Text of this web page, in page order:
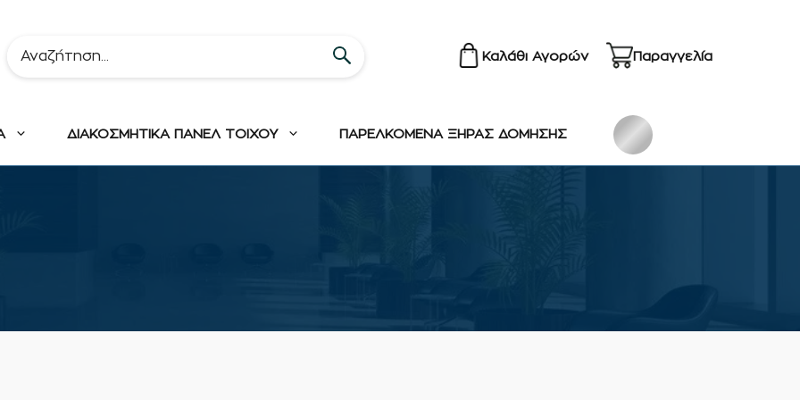
Καλάθι Αγορών Παραγγελία
ΔΙΑΚΟΣΜΗΤΙΚΑ ΠΑΝΕΛ ΤΟΙΧΟΥ ΠΑΡΕΛΚΟΜΕΝΑ ΞΗΡΑΣ ΔΟΜΗΣΗΣ